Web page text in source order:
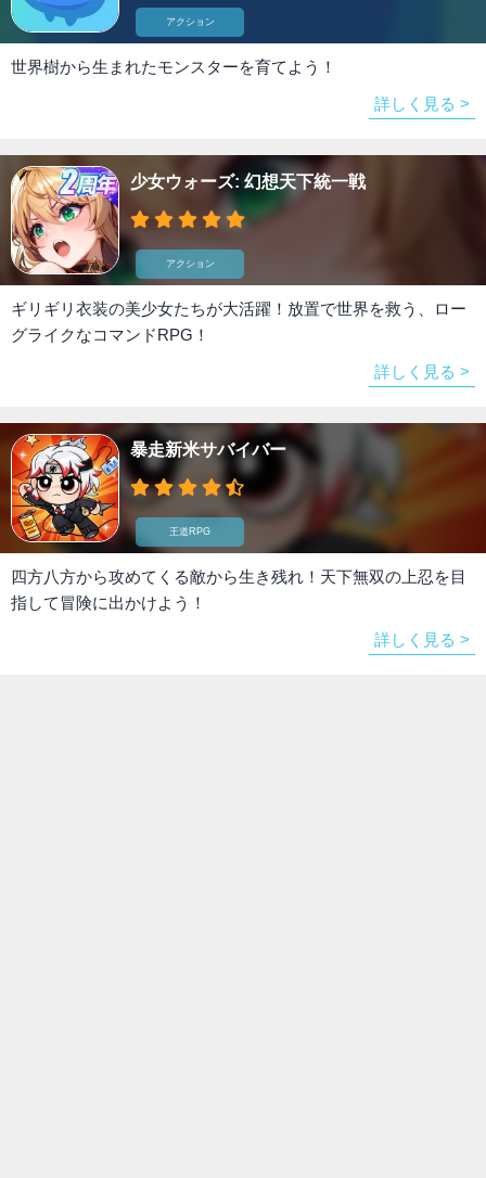
アクション
世界樹から生まれたモンスターを育てよう！
詳しく見る >
少女ウォーズ: 幻想天下統一戦
アクション
ギリギリ衣装の美少女たちが大活躍！放置で世界を救う、ロー
グライクなコマンドRPG！
詳しく見る >
暴走新米サバイバー
王道RPG
四方八方から攻めてくる敵から生き残れ！天下無双の上忍を目
指して冒険に出かけよう！
詳しく見る >